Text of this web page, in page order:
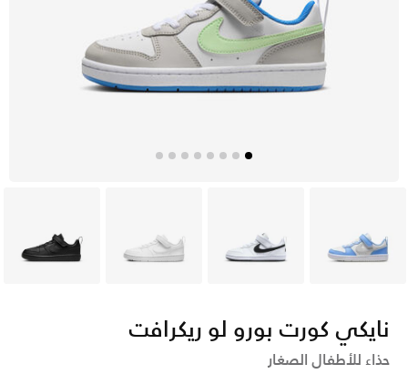
أزرق أبيض أبيض أسود
نايكي كورت بورو لو ريكرافت
حذاء للأطفال الصغار